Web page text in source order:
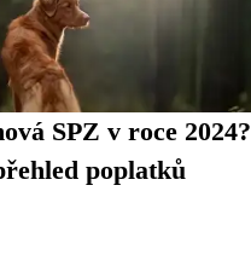
SPZ v roce 2024?
poplatků